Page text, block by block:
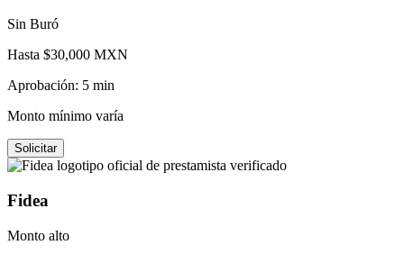
Sin Buró
Hasta $30,000 MXN
Aprobación: 5 min
Monto mínimo varía
Solicitar
Fidea
Monto alto